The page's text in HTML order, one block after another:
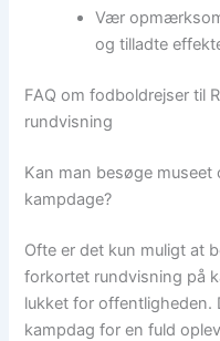
Vær
og tilladte
FAQ om fodboldrejser til
rundvisning
Kan man besøge
kampdage?
Ofte er det kun muligt at
forkortet rundvisning på
lukket for offentligheden.
kampdag for en fuld